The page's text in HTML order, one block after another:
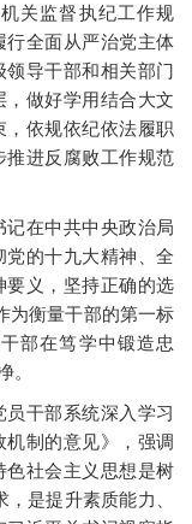
关监督执纪工作规
行全面从严治党主体
导干部和相关部门
做好学用结合大文
依规依纪依法履职
推进反腐败工作规范
在中共中央政治局
的十九大精神、全
要义，坚持正确的选
为衡量干部的第一标
部在笃学中锻造忠
。
干部系统深入学习
制的意见》，强调
社会主义思想是树
，是提升素质能力、